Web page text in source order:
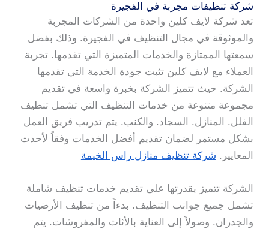
شركة تنظيفات مجربة في الفجيرة
تعد شركة لايف كلين واحدة من الشركات المجربة
والموثوقة في مجال التنظيف في الفجيرة. وذلك بفضل
سمعتها الممتازة والخدمات المتميزة التي تقدمها. تجربة
العملاء مع لايف كلين تثبت جودة الخدمة التي تقدمها
الشركة. حيث تتميز الشركة بخبرة واسعة في تقديم
مجموعة متنوعة من خدمات التنظيف التي تشمل تنظيف
الفلل. المنازل. السجاد. والكنب. يتم تدريب فريق العمل
بشكل مستمر لضمان تقديم أفضل الخدمات وفقاً لأحدث
المعايير. شركة تنظيف منازل راس الخيمة
الشركة تتميز بقدرتها على تقديم خدمات تنظيف شاملة
تشمل جميع جوانب التنظيف. بدءاً من تنظيف الأرضيات
والجدران. وصولاً إلى العناية بالأثاث والمفروشات. يتم